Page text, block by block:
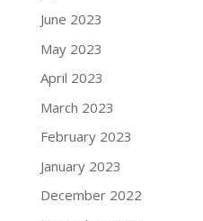
June 2023
May 2023
April 2023
March 2023
February 2023
January 2023
December 2022